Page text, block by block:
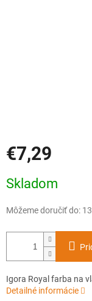
€7,29
cena:
Skladom
Môžeme doručiť do:
Igora Royal farba na
Detailné informácie